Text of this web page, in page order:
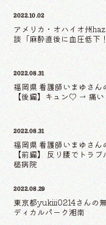
2022.10.02
アメリカ・オハイオ州
談「麻酔直後に血圧低下！
2022.08.31
福岡県 看護師いまゆさん
【後編】キュン♡ → 痛
2022.08.31
福岡県 看護師いまゆさん
【前編】 反り腰でトラ
槌病院
2022.08.29
東京都yukiii0214さんの
ディカルパーク湘南